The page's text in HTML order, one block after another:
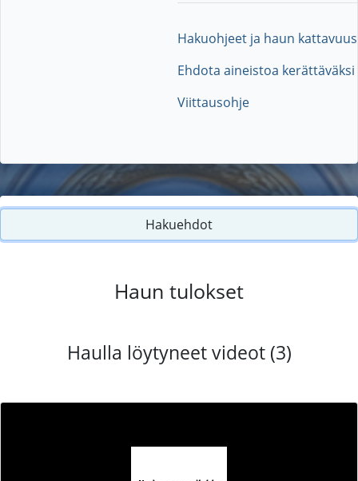
Hakuohjeet ja haun kattavuus
Ehdota aineistoa kerättäväksi
Viittausohje
Hakuehdot
Haun tulokset
Haulla löytyneet videot (3)